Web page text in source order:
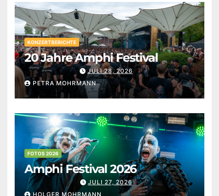
KONZERTBERICHTE
20 Jahre Amphi Festival
JULI 28, 2026
PETRA MOHRMANN
FOTOS 2026
Amphi Festival 2026
JULI 27, 2026
HOLGER MOHRMANN